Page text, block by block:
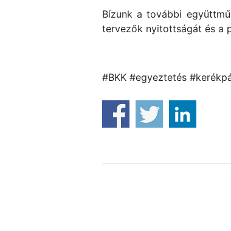
Bízunk a további
tervezők nyitottságát és a
#BKK #egyeztetés